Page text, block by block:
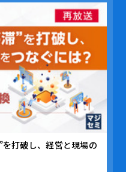
を打破し、経営と現場の